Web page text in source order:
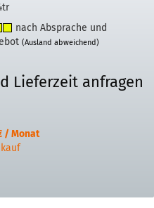
nach Absprache und
(Ausland abweichend)
Lieferzeit anfragen
/ Monat